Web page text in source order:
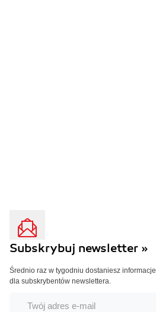
Subskrybuj newsletter »
Średnio raz w tygodniu dostaniesz
dla subskrybentów newslettera.